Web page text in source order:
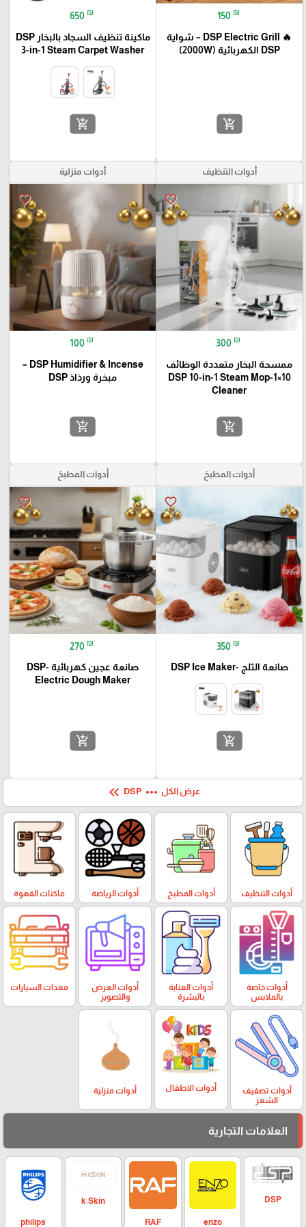
150 ₪
🔥 DSP Electric Grill – شواية
DSP الكهربائية (2000W)
add_shopping_cart
650 ₪
ماكينة تنظيف السجاد بالبخار DSP
3-in-1 Steam Carpet Washer
add_shopping_cart
أدوات التنظيف
favorite_border
300 ₪
ممسحة البخار متعددة الوظائف
10×1-DSP 10-in-1 Steam Mop
Cleaner
add_shopping_cart
أدوات منزلية
favorite_border
100 ₪
DSP Humidifier & Incense –
مبخرة ورذاذ DSP
add_shopping_cart
أدوات المطبخ
favorite_border
350 ₪
صانعة الثلج -DSP Ice Maker
add_shopping_cart
أدوات المطبخ
favorite_border
270 ₪
صانعة عجين كهربائية -DSP
Electric Dough Maker
add_shopping_cart
عرض الكل more_horiz
keyboard_double_arrow_left
أدوات التنظيف أدوات المطبخ أدوات الرياضة ماكنات القهوة
أدوات خاصة
بالملابس
أدوات العناية
بالبشرة
أدوات العرض
والتصوير
معدات السيارات
أدوات تصفيف
الشعر
أدوات الاطفال أدوات منزلية
العلامات التجارية
DSP
enzo
RAF
k.Skin
philips